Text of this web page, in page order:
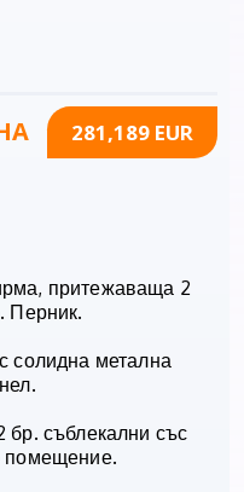
281,189 EUR
притежаваща 2
Перник.
солидна метална
съблекални със
помещение.